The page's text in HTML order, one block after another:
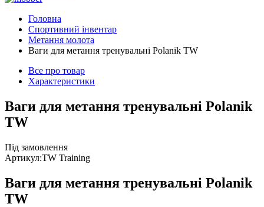
Головна
Спортивний інвентар
Метання молота
Ваги для метання тренувальні Polanik TW
Все про товар
Характеристики
Ваги для метання тренувальні Polanik
TW
Під замовлення
Артикул:TW Training
Ваги для метання тренувальні Polanik
TW